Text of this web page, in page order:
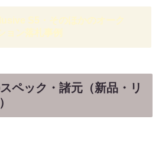
S5・そのほかのオーク
ョン落札事例
ペック・諸元（新品・リ